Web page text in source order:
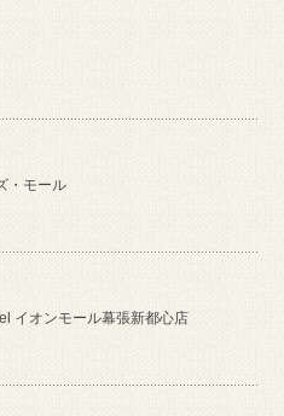
・モール
イオンモール幕張新都心店